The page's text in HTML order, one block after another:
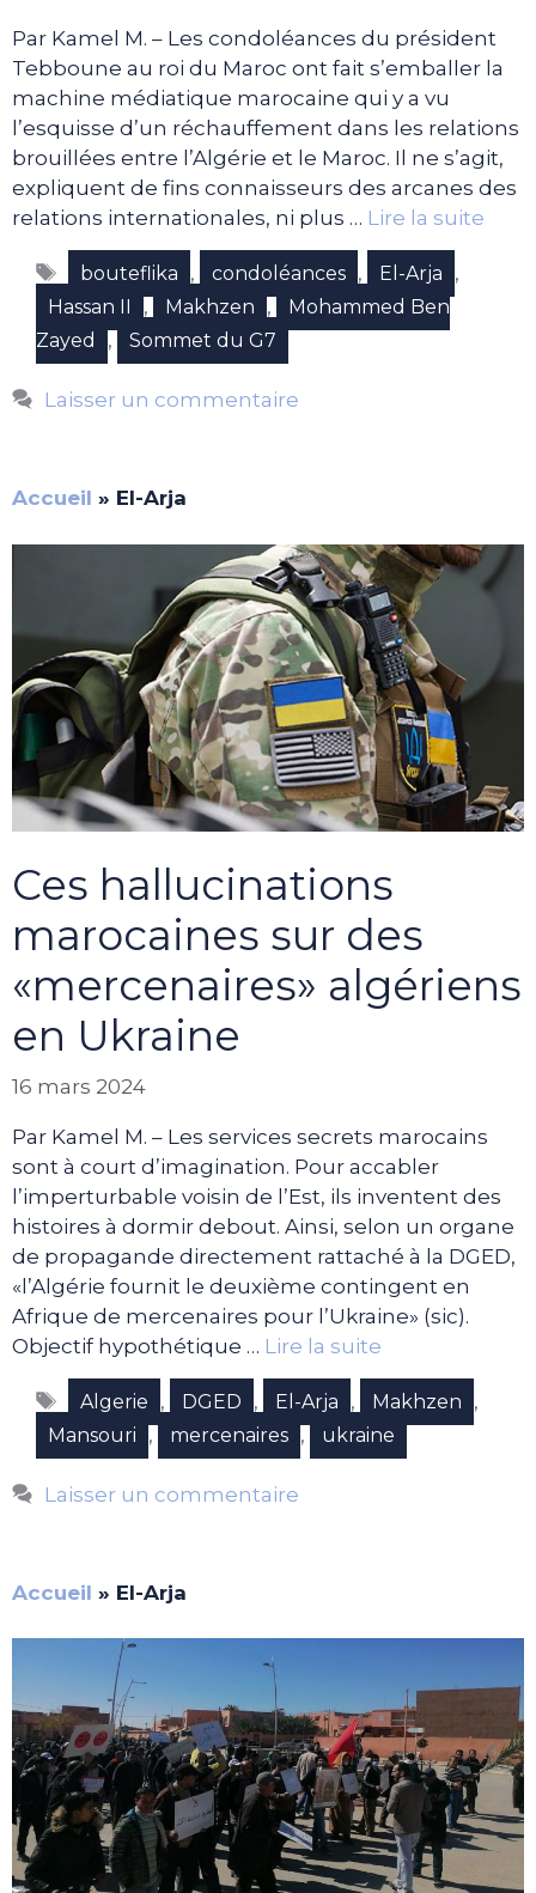
Par Kamel M. – Les condoléances du président
Tebboune au roi du Maroc ont fait s’emballer la
machine médiatique marocaine qui y a vu
l’esquisse d’un réchauffement dans les relations
brouillées entre l’Algérie et le Maroc. Il ne s’agit,
expliquent de fins connaisseurs des arcanes des
relations internationales, ni plus … Lire la suite
Étiquettes
bouteflika , condoléances , El-Arja ,
Hassan II , Makhzen ,
Mohammed Ben
Zayed
, Sommet du G7
Laisser un commentaire
Accueil » El-Arja
Ces hallucinations
marocaines sur des
«mercenaires» algériens
en Ukraine
16 mars 2024
Par Kamel M. – Les services secrets marocains
sont à court d’imagination. Pour accabler
l’imperturbable voisin de l’Est, ils inventent des
histoires à dormir debout. Ainsi, selon un organe
de propagande directement rattaché à la DGED,
«l’Algérie fournit le deuxième contingent en
Afrique de mercenaires pour l’Ukraine» (sic).
Objectif hypothétique … Lire la suite
Étiquettes
Algerie , DGED , El-Arja , Makhzen ,
Mansouri , mercenaires , ukraine
Laisser un commentaire
Accueil » El-Arja